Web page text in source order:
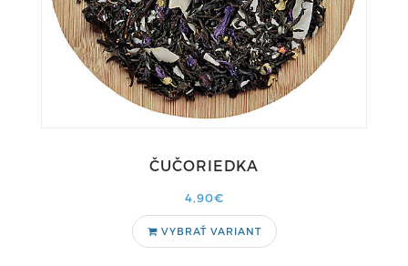
ČUČORIEDKA
4,90€
VYBRAŤ VARIANT